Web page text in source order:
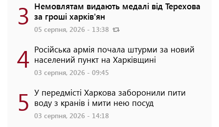
3 Немовлятам видають медалі від Терехова
за гроші харків'ян
05 серпня, 2026 - 13:38
4 Російська армія почала штурми за новий
населений пункт на Харківщині
03 серпня, 2026 - 09:45
5 У передмісті Харкова заборонили пити
воду з кранів і мити нею посуд
03 серпня, 2026 - 14:18